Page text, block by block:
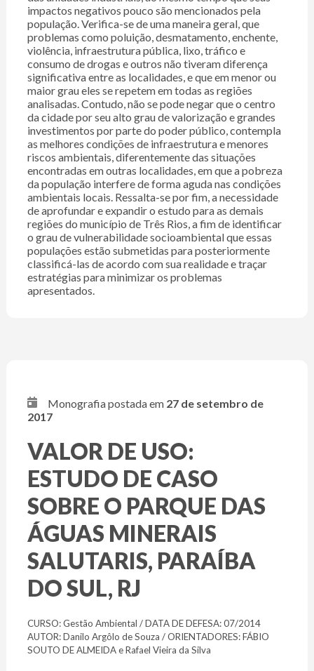
impactos negativos pouco são mencionados pela
população. Verifica-se de uma maneira geral, que
problemas como poluição, desmatamento, enchente,
violência, infraestrutura pública, lixo, tráfico e
consumo de drogas e outros não tiveram diferença
significativa entre as localidades, e que em menor ou
maior grau eles se repetem em todas as regiões
analisadas. Contudo, não se pode negar que o centro
da cidade por seu alto grau de valorização e grandes
investimentos por parte do poder público, contempla
as melhores condições de infraestrutura e menores
riscos ambientais, diferentemente das situações
encontradas em outras localidades, em que a pobreza
da população interfere de forma aguda nas condições
ambientais locais. Ressalta-se por fim, a necessidade
de aprofundar e expandir o estudo para as demais
regiões do município de Três Rios, a fim de identificar
o grau de vulnerabilidade socioambiental que essas
populações estão submetidas para posteriormente
classificá-las de acordo com sua realidade e traçar
estratégias para minimizar os problemas
apresentados.
Monografia postada em 27 de setembro de
2017
VALOR DE USO:
ESTUDO DE CASO
SOBRE O PARQUE DAS
ÁGUAS MINERAIS
SALUTARIS, PARAÍBA
DO SUL, RJ
CURSO: Gestão Ambiental / DATA DE DEFESA: 07/2014
AUTOR: Danilo Argôlo de Souza / ORIENTADORES: FÁBIO
SOUTO DE ALMEIDA e Rafael Vieira da Silva